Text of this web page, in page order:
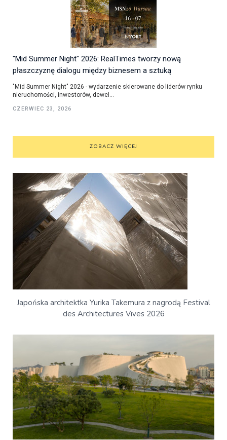
"Mid Summer Night" 2026: RealTimes tworzy nową
płaszczyznę dialogu między biznesem a sztuką
"Mid Summer Night" 2026 - wydarzenie skierowane do liderów rynku
nieruchomości, inwestorów, dewel...
CZERWIEC 23, 2026
ZOBACZ WIĘCEJ
Japońska architektka Yurika Takemura z nagrodą Festival
des Architectures Vives 2026